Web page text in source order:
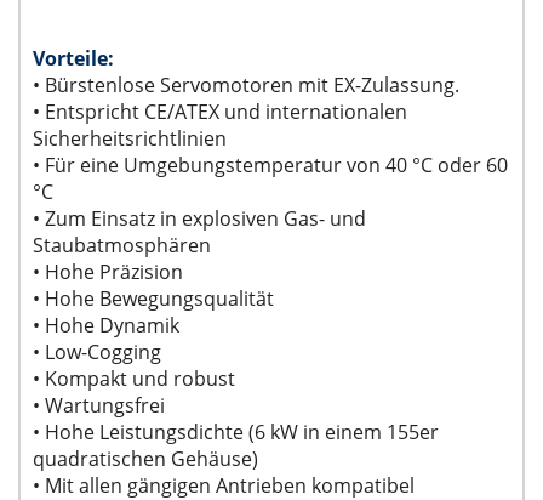
Vorteile:
• Bürstenlose Servomotoren mit EX-Zulassung.
• Entspricht CE/ATEX und internationalen
Sicherheitsrichtlinien
• Für eine Umgebungstemperatur von 40 °C oder 60
°C
• Zum Einsatz in explosiven Gas- und
Staubatmosphären
• Hohe Präzision
• Hohe Bewegungsqualität
• Hohe Dynamik
• Low-Cogging
• Kompakt und robust
• Wartungsfrei
• Hohe Leistungsdichte (6 kW in einem 155er
quadratischen Gehäuse)
• Mit allen gängigen Antrieben kompatibel